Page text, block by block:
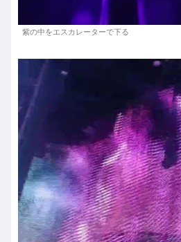
紫の中をエスカレーターで下る